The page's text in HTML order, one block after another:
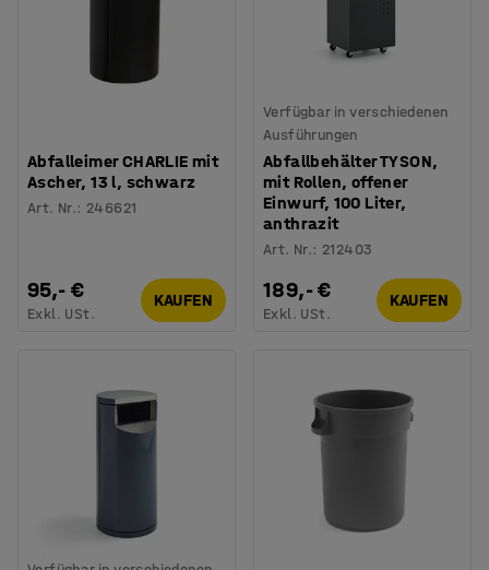
Abfalleimer CHARLIE mit
Ascher, 13 l, schwarz
Art. Nr.: 246621
95,- €
Exkl. USt.
KAUFEN
Verfügbar in verschiedenen
Ausführungen
Abfallbehälter TYSON,
mit Rollen, offener
Einwurf, 100 Liter,
anthrazit
Art. Nr.: 212403
189,- €
Exkl. USt.
KAUFEN